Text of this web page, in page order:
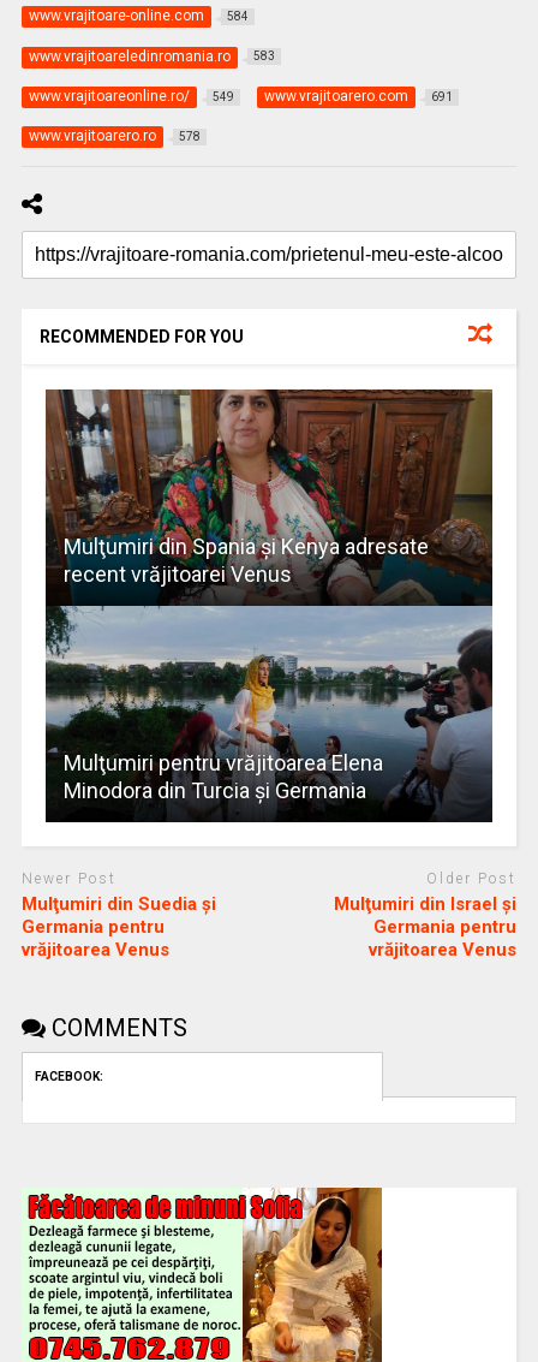
www.vrajitoare-online.com 584
www.vrajitoareledinromania.ro 583
www.vrajitoareonline.ro/ 549 www.vrajitoarero.com 691
www.vrajitoarero.ro 578
RECOMMENDED FOR YOU
Mulţumiri din Spania și Kenya adresate
recent vrăjitoarei Venus
Mulţumiri pentru vrăjitoarea Elena
Minodora din Turcia și Germania
Newer Post
Mulţumiri din Suedia și
Germania pentru
vrăjitoarea Venus
Older Post
Mulţumiri din Israel și
Germania pentru
vrăjitoarea Venus
COMMENTS
FACEBOOK: